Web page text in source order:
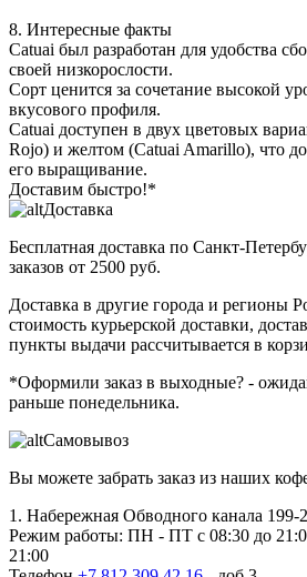
8. Интересные факты
Catuai был разработан для удобства
своей низкорослости.
Сорт ценится за сочетание высокой
вкусового профиля.
Catuai доступен в двух цветовых
Rojo) и желтом (Catuai Amarillo), что
его выращивание.
Доставим быстро!*
Доставка
Бесплатная доставка по Санкт-
заказов от 2500 руб.
Доставка в другие города и регионы
стоимость курьерской доставки,
пункты выдачи рассчитывается в
*Оформили заказ в выходные? -
раньше понедельника.
Самовывоз
Вы можете забрать заказ из наших
1. Набережная Обводного канала 199-
Режим работы: ПН - ПТ с 08:30 до
21:00